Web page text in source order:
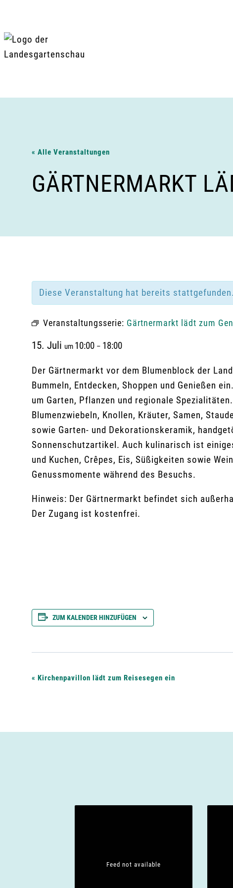
springen
« Alle Veranstaltungen
GÄRTNERMARKT
Diese Veranstaltung hat bereits stattgefunden.
Veranstaltungsserie: Gärtnermarkt lädt zum
15. Juli um 10:00 – 18:00
Der Gärtnermarkt vor dem Blumenblock der
Bummeln, Entdecken, Shoppen und Genießen
um Garten, Pflanzen und regionale
Blumenzwiebeln, Knollen, Kräuter, Samen,
sowie Garten- und Dekorationskeramik,
Sonnenschutzartikel. Auch kulinarisch ist
und Kuchen, Crêpes, Eis, Süßigkeiten sowie
Genussmomente während des Besuchs.
Hinweis: Der Gärtnermarkt befindet sich
Der Zugang ist kostenfrei.
ZUM KALENDER HINZUFÜGEN
V
r
« Kirchenpavillon lädt zum Reisesegen ein
Feed not available